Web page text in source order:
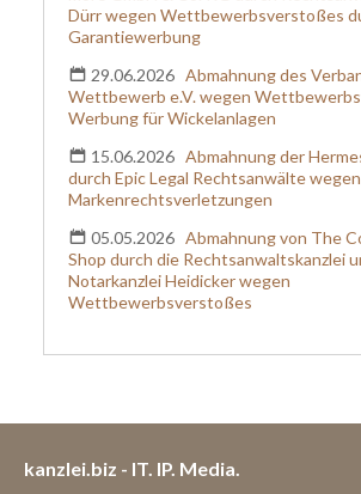
Dürr wegen Wettbewerbsverstoßes
Garantiewerbung
29.06.2026 Abmahnung des
Wettbewerb e.V. wegen
Werbung für Wickelanlagen
15.06.2026 Abmahnung der
durch Epic Legal Rechtsanwälte wegen
Markenrechtsverletzungen
05.05.2026 Abmahnung von The
Shop durch die Rechtsanwaltskanzlei
Notarkanzlei Heidicker wegen
Wettbewerbsverstoßes
kanzlei.biz - IT. IP. Media.